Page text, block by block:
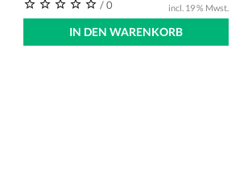
/ 0 incl. 19 % Mwst.
IN DEN WARENKORB